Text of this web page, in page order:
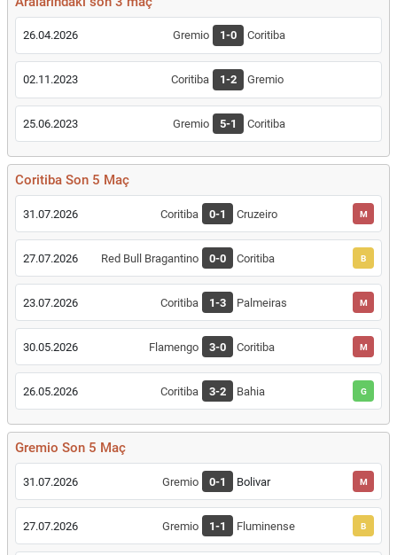
26.04.2026 Gremio 1-0 Coritiba
02.11.2023 Coritiba 1-2 Gremio
25.06.2023 Gremio 5-1 Coritiba
Coritiba Son 5 Maç
31.07.2026 Coritiba 0-1 Cruzeiro M
27.07.2026 Red Bull Bragantino 0-0 Coritiba B
23.07.2026 Coritiba 1-3 Palmeiras M
30.05.2026 Flamengo 3-0 Coritiba M
26.05.2026 Coritiba 3-2 Bahia G
Gremio Son 5 Maç
31.07.2026 Gremio 0-1 Bolivar M
27.07.2026 Gremio 1-1 Fluminense B